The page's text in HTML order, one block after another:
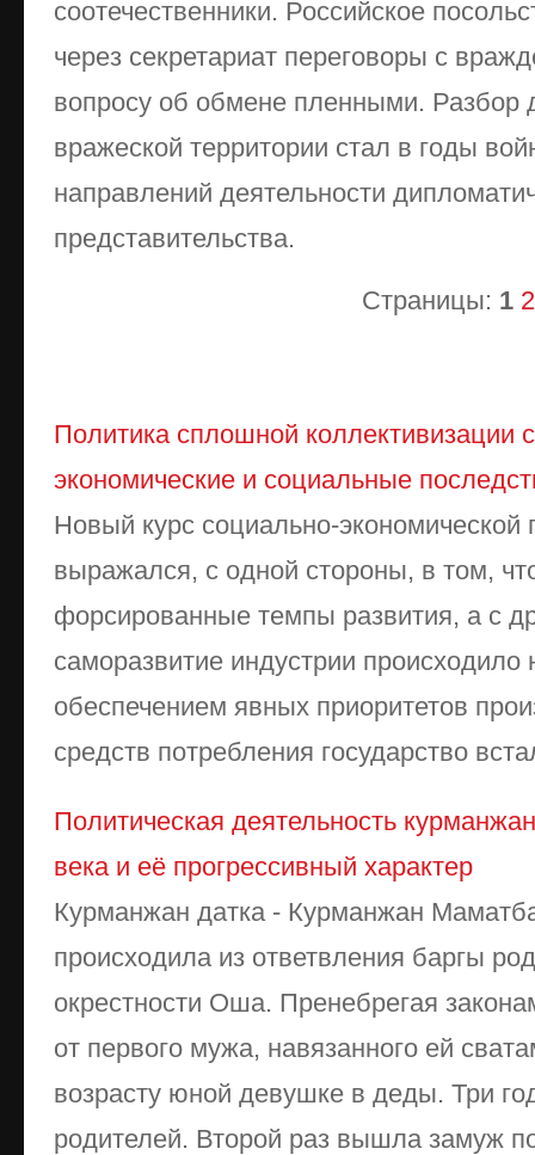
соотечественники. Российское
через секретариат переговоры с
вопросу об обмене пленными. Разбор
вражеской территории стал в годы
направлений деятельности
представительства.
Страницы: 1 2
Политика сплошной коллективизации
экономические и социальные
Новый курс социально-экономической
выражался, с одной стороны, в том,
форсированные темпы развития, а с
саморазвитие индустрии
обеспечением явных приоритетов
средств потребления государство
Политическая деятельность
века и её прогрессивный характер
Курманжан датка - Курманжан
происходила из ответвления баргы
окрестности Оша. Пренебрегая
от первого мужа, навязанного ей
возрасту юной девушке в деды. Три
родителей. Второй раз вышла замуж